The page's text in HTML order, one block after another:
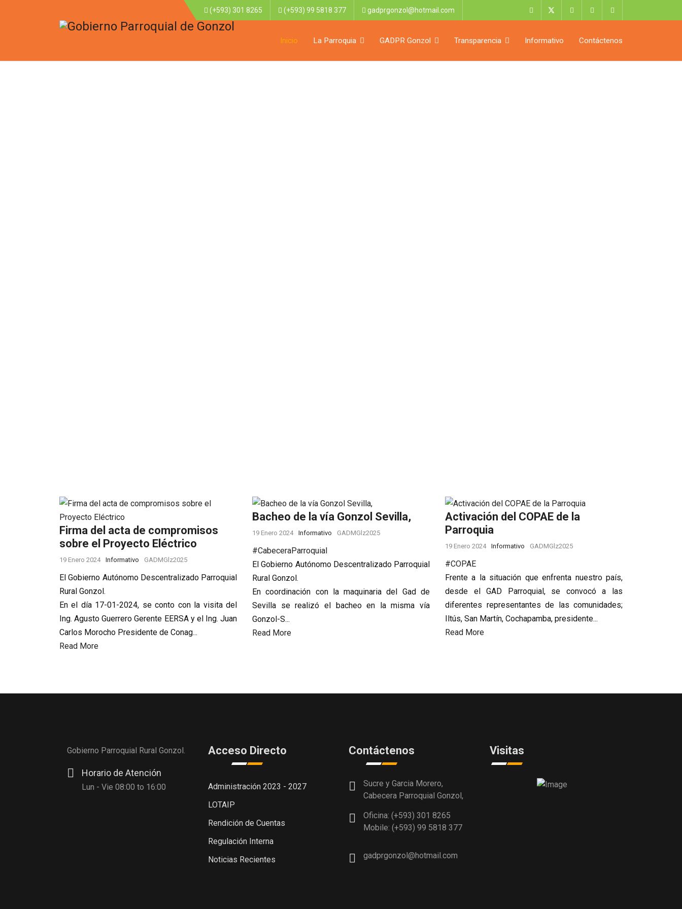
(+593) 301 8265 (+593) 99 5818 377 gadprgonzol@hotmail.com
Inicio La Parroquia GADPR Gonzol Transparencia Informativo Contáctenos
Firma del acta de compromisos
sobre el Proyecto Eléctrico
19 Enero 2024 Informativo GADMGlz2025
El Gobierno Autónomo Descentralizado Parroquial
Rural Gonzol.
En el día 17-01-2024, se conto con la visita del
Ing. Agusto Guerrero Gerente EERSA y el Ing. Juan
Carlos Morocho Presidente de Conag...
Read More
Bacheo de la vía Gonzol Sevilla,
19 Enero 2024 Informativo GADMGlz2025
#CabeceraParroquial
El Gobierno Autónomo Descentralizado Parroquial
Rural Gonzol.
En coordinación con la maquinaria del Gad de
Sevilla se realizó el bacheo en la misma vía
Gonzol-S...
Read More
Activación del COPAE de la
Parroquia
19 Enero 2024 Informativo GADMGlz2025
#COPAE
Frente a la situación que enfrenta nuestro país,
desde el GAD Parroquial, se convocó a las
diferentes representantes de las comunidades;
Iltús, San Martín, Cochapamba, presidente...
Read More
Gobierno Parroquial Rural Gonzol.
Horario de Atención
Lun - Vie 08:00 to 16:00
Acceso Directo
Administración 2023 - 2027
LOTAIP
Rendición de Cuentas
Regulación Interna
Noticias Recientes
Contáctenos
Sucre y Garcia Morero,
Cabecera Parroquial Gonzol,
Oficina: (+593) 301 8265
Mobile: (+593) 99 5818 377
gadprgonzol@hotmail.com
Visitas